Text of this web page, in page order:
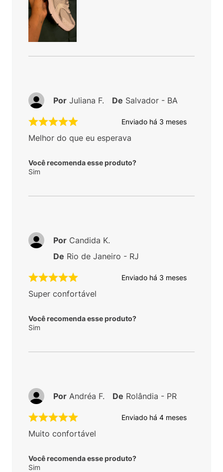
Enviado há 3 meses
Melhor do que eu esperava
Você recomenda esse produto?
Sim
Por Juliana F. De Salvador - BA
Enviado há 3 meses
Super confortável
Você recomenda esse produto?
Sim
Por Candida K.
De Rio de Janeiro - RJ
Enviado há 4 meses
Muito confortável
Você recomenda esse produto?
Sim
Por Andréa F. De Rolândia - PR